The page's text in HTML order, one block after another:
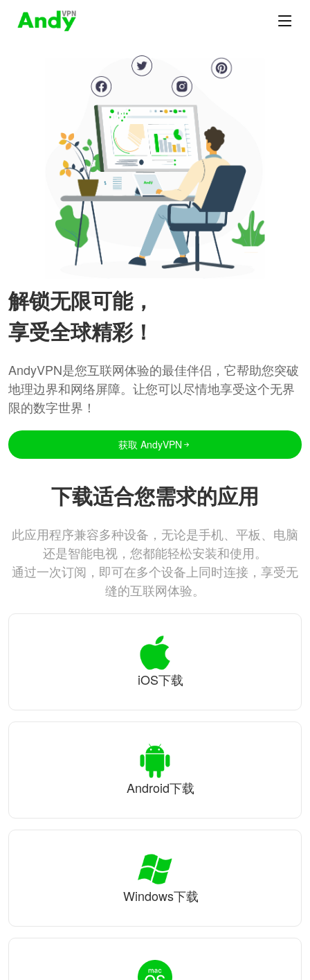
解锁无限可能，
享受全球精彩！
AndyVPN是您互联网体验的最佳伴侣，它帮助您突破
地理边界和网络屏障。让您可以尽情地享受这个无界
限的数字世界！
获取 AndyVPN
下载适合您需求的应用
此应用程序兼容多种设备，无论是手机、平板、电脑
还是智能电视，您都能轻松安装和使用。
通过一次订阅，即可在多个设备上同时连接，享受无
缝的互联网体验。
iOS下载
Android下载
Windows下载